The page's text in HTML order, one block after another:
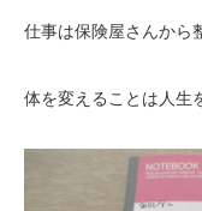
仕事は保険屋さんから
体を変えることは人生